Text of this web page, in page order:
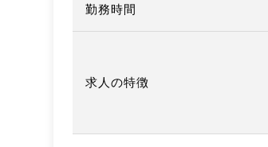
勤務時間
求人の特徴